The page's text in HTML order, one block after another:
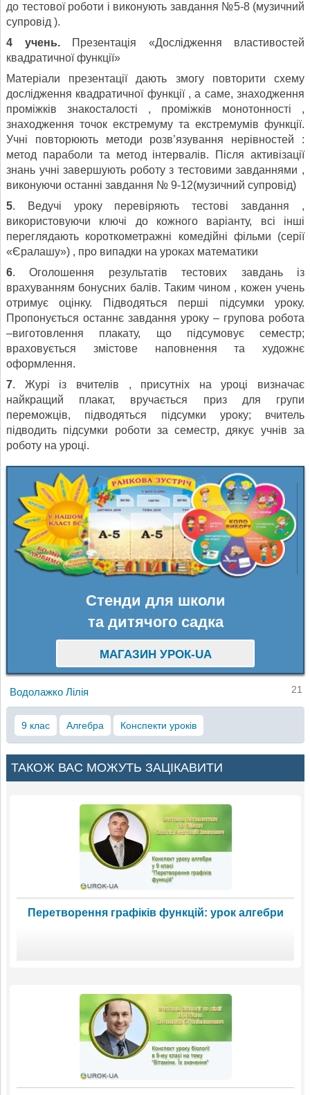
до тестової роботи і виконують завдання №5-8 (музичний
супровід ).
4 учень.
Презентація «Дослідження властивостей
квадратичної функції»
Матеріали презентації дають змогу повторити схему
дослідження квадратичної функції , а саме, знаходження
проміжків знакосталості , проміжків монотонності ,
знаходження точок екстремуму та екстремумів функції.
Учні повторюють методи розв’язування нерівностей :
метод параболи та метод інтервалів. Після активізації
знань учні завершують роботу з тестовими завданнями ,
виконуючи останні завдання № 9-12(музичний супровід)
5. Ведучі уроку перевіряють тестові завдання ,
використовуючи ключі до кожного варіанту, всі інші
переглядають короткометражні комедійні фільми (серії
«Єралашу») , про випадки на уроках математики
6. Оголошення результатів тестових завдань із
врахуванням бонусних балів. Таким чином , кожен учень
отримує оцінку. Підводяться перші підсумки уроку.
Пропонується останнє завдання уроку – групова робота
–виготовлення плакату, що підсумовує семестр;
враховується змістове наповнення та художнє
оформлення.
7. Журі із вчителів , присутніх на уроці визначає
найкращий плакат, вручається приз для групи
переможців, підводяться підсумки уроку; вчитель
підводить підсумки роботи за семестр, дякує учнів за
роботу на уроці.
Стенди для школи
та дитячого садка
МАГАЗИН УРОК-UA
Водолажко Лілія 21
9 клас Алгебра Конспекти уроків
ТАКОЖ ВАС МОЖУТЬ ЗАЦІКАВИТИ
Перетворення графіків функцій: урок алгебри